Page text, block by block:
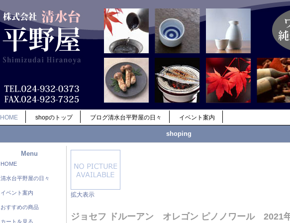
HOME shopのトップ ブログ清水台平野屋の日々 イベント案内
shoping
Menu
HOME
清水台平野屋の日々
イベント案内
おすすめの商品
カートを見る
拡大表示
ジョセフ ドルーアン オレゴン ピノノワール 2021